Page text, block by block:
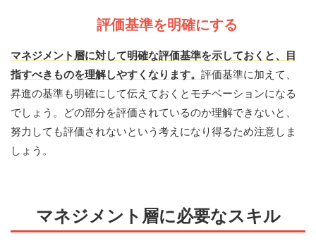
評価基準を明確にする
マネジメント層に対して明確な評価基準を示しておくと、目
指すべきものを理解しやすくなります。 評価基準に加えて、
昇進の基準も明確にして伝えておくとモチベーションになる
でしょう。どの部分を評価されているのか理解できないと、
努力しても評価されないという考えになり得るため注意しま
しょう。
マネジメント層に必要なスキル